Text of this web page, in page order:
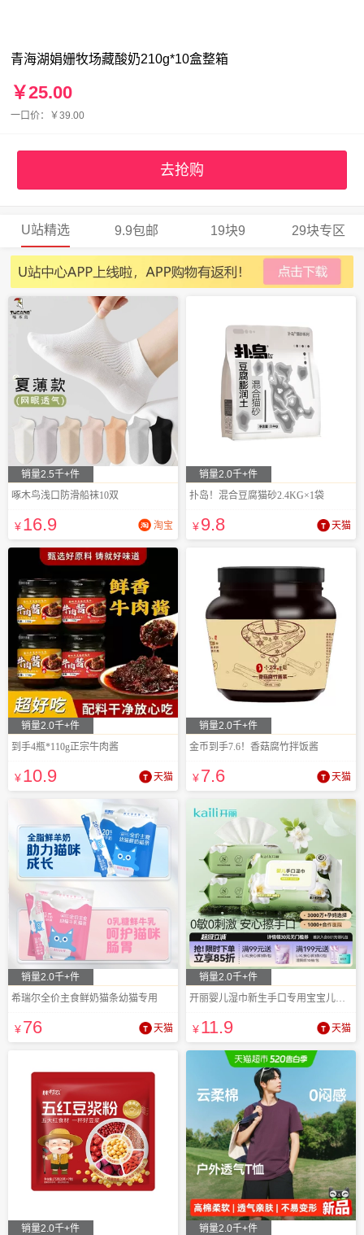
青海湖娟姗牧场藏酸奶210g*10盒整箱
￥25.00
一口价：￥39.00
去抢购
U站精选 9.9包邮 19块9 29块专区
销量2.5千+件
啄木鸟浅口防滑船袜10双
¥16.9 淘宝
销量2.0千+件
扑岛！混合豆腐猫砂2.4KG×1袋
¥9.8 天猫
销量2.0千+件
到手4瓶*110g正宗牛肉酱
¥10.9 天猫
销量2.0千+件
金币到手7.6！香菇腐竹拌饭酱
¥7.6 天猫
销量2.0千+件
希瑞尔全价主食鲜奶猫条幼猫专用
¥76 天猫
销量2.0千+件
开丽婴儿湿巾新生手口专用宝宝儿童湿纸巾
¥11.9 天猫
销量2.0千+件
销量2.0千+件